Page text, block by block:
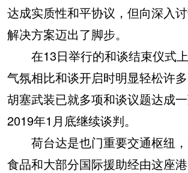
达成实质性和平协议，但向深入
解决方案迈出了脚步。
在13日举行的和谈结束仪式
气氛相比和谈开启时明显轻松许
胡塞武装已就多项和谈议题达成
2019年1月底继续谈判。
荷台达是也门重要交通枢纽，
食品和大部分国际援助经由这座